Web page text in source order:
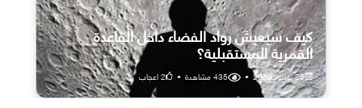
كيف سيعيش رواد الفضاء داخل القاعدة
القمرية المستقبلية؟
25 يوليو، 2026 •
435مشاهدة •
2اعجاب